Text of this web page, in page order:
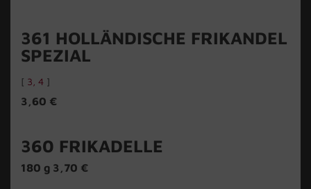
361 HOLLÄNDISCHE FRIKANDEL
SPEZIAL
[ 3 4 ]
3,60 €
360 FRIKADELLE
180 g 3,70 €